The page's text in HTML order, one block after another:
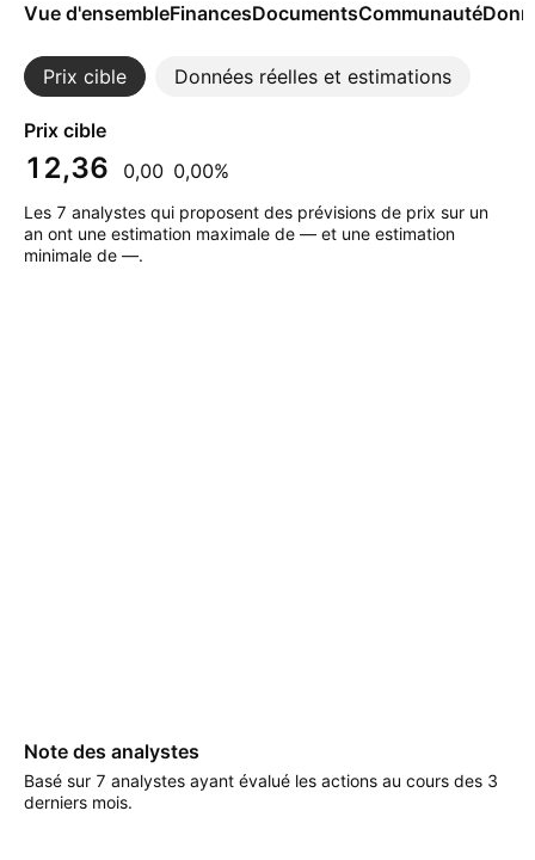
Vue d'ensembleFinancesDocumentsCommunauté
Prix cible Données réelles et estimations
Prix cible
12,36 0,00 0,00%
Les 7 analystes qui proposent des prévisions de prix sur un
an ont une estimation maximale de — et une estimation
minimale de —.
Note des analystes
Basé sur 7 analystes ayant évalué les actions au cours des 3
derniers mois.